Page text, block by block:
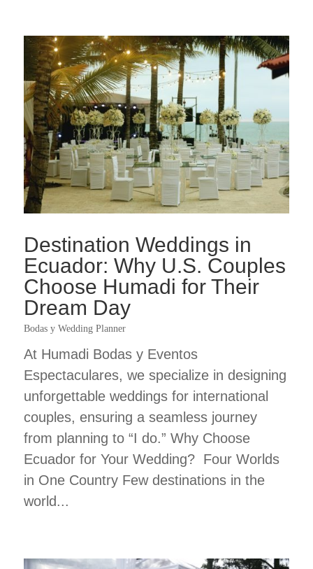
Destination Weddings in
Ecuador: Why U.S. Couples
Choose Humadi for Their
Dream Day
Bodas y Wedding Planner
At Humadi Bodas y Eventos
Espectaculares, we specialize in designing
unforgettable weddings for international
couples, ensuring a seamless journey
from planning to “I do.” Why Choose
Ecuador for Your Wedding? Four Worlds
in One Country Few destinations in the
world...